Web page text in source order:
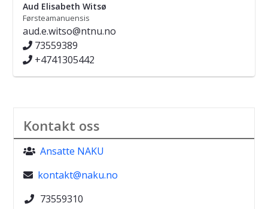
Aud Elisabeth Witsø
Førsteamanuensis
aud.e.witso@ntnu.no
73559389
+4741305442
Kontakt oss
 Ansatte NAKU
 kontakt@naku.no

73559310